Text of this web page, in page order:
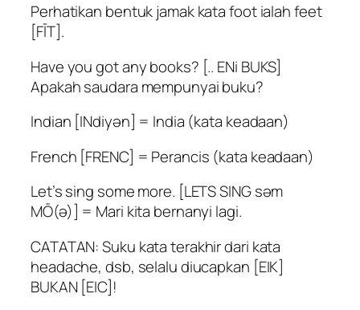
Perhatikan bentuk jamak kata foot ialah feet
[FĪT].
Have you got any books? [.. ENi BUKS]
Apakah saudara mempunyai buku?
Indian [INdiyən] = India (kata keadaan)
French [FRENC] = Perancis (kata keadaan)
Let’s sing some more. [LETS SING səm
MŌ(ə)] = Mari kita bernanyi lagi.
CATATAN: Suku kata terakhir dari kata
headache, dsb, selalu diucapkan [EIK]
BUKAN [EIC]!